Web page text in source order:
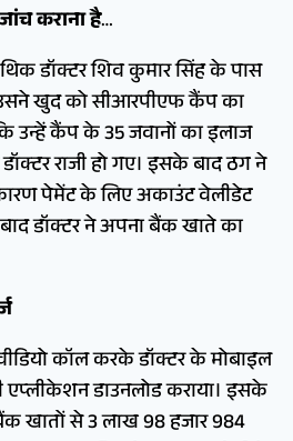
कराना है…
डॉक्टर शिव कुमार सिंह के पास
खुद को सीआरपीएफ कैंप का
उन्हें कैंप के 35 जवानों का इलाज
राजी हो गए। इसके बाद ठग ने
पेमेंट के लिए अकाउंट वेलीडेट
डॉक्टर ने अपना बैंक खाते का
कॉल करके डॉक्टर के मोबाइल
डाउनलोड कराया। इसके
खातों से 3 लाख 98 हजार 984